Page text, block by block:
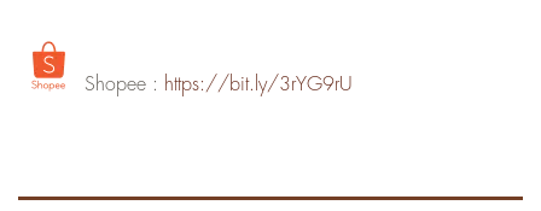
Shopee : https://bit.ly/3rYG9rU